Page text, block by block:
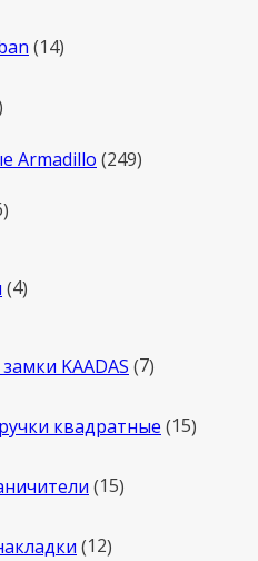
1414
Armadillo 249249
16
4товара
KAADAS 77
квадратные 1515
1515
1212